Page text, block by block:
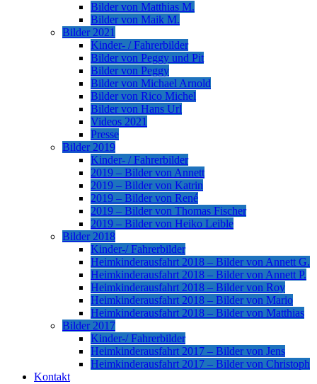
Bilder von Matthias M.
Bilder von Maik M.
Bilder 2021
Kinder- / Fahrerbilder
Bilder von Peggy und Pit
Bilder von Peggy
Bilder von Michael Arnold
Bilder von Rico Michel
Bilder von Hans Url
Videos 2021
Presse
Bilder 2019
Kinder- / Fahrerbilder
2019 – Bilder von Annett
2019 – Bilder von Katrin
2019 – Bilder von René
2019 – Bilder von Thomas Fischer
2019 – Bilder von Heiko Leible
Bilder 2018
Kinder-/ Fahrerbilder
Heimkinderausfahrt 2018 – Bilder von Annett G.
Heimkinderausfahrt 2018 – Bilder von Annett P.
Heimkinderausfahrt 2018 – Bilder von Roy
Heimkinderausfahrt 2018 – Bilder von Mario
Heimkinderausfahrt 2018 – Bilder von Matthias
Bilder 2017
Kinder-/ Fahrerbilder
Heimkinderausfahrt 2017 – Bilder von Jens
Heimkinderausfahrt 2017 – Bilder von Christoph
Kontakt